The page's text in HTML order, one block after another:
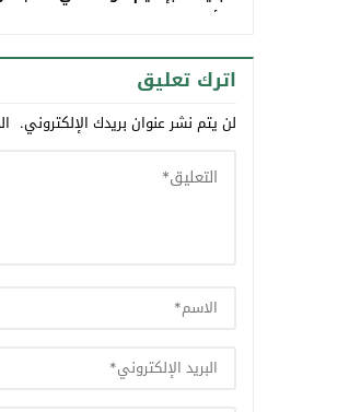
وأصحاب الفرس يطالبون بعدم
اترك تعليق
لن يتم نشر عنوان بريدك الإلكتروني.